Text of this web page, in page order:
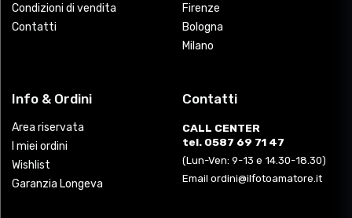
Condizioni di vendita
Contatti
Firenze
Bologna
Milano
Info & Ordini
Area riservata
I miei ordini
Wishlist
Garanzia Longeva
Contatti
CALL CENTER
tel. 0587 69 71 47
(Lun-Ven: 9-13 e 14.30-18.30)
Email ordini@ilfotoamatore.it